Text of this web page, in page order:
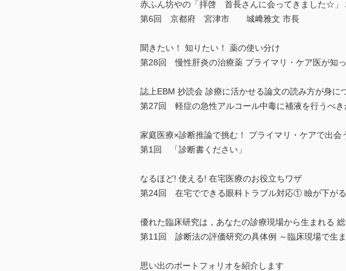
赤ふん坊やの「拝啓 首長さんに会ってきました☆」
第6回 京都府 宮津市 城﨑雅文 市長
聞きたい！ 知りたい！ 薬の使い分け
第28回 慢性肝炎の治療薬 プライマリ・ケア医が知
誌上EBM 抄読会 診療に活かせる論文の読み方が身に
第27回 軽症の急性アルコール中毒に補液を行うべ
家庭医療×診断推論で挑む！ プライマリ・ケアで出
第1回 「診断書ください」
なるほど! 使える! 在宅医療のお役立ちワザ
第24回 在宅でできる眼科トラブル対応① 瞼が下が
優れた臨床研究は，あなたの診療現場から生まれる
第11回 診断法の評価研究の具体例 ～臨床現場で生
思い出のポートフォリオを紹介します